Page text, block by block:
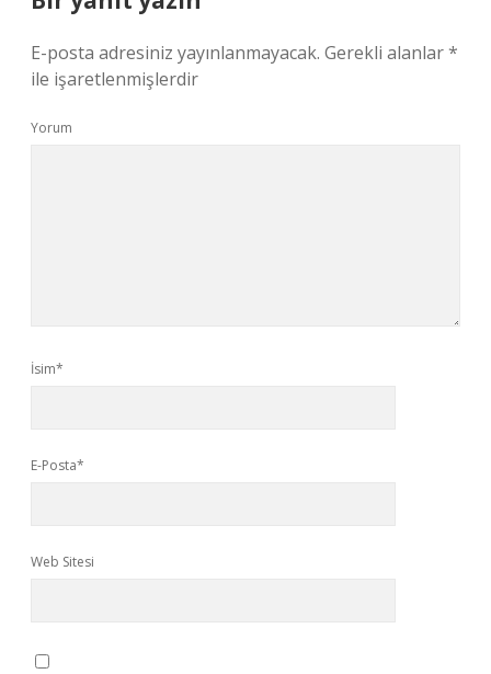
E-posta adresiniz yayınlanmayacak. Gerekli alanlar*
ile işaretlenmişlerdir
Yorum
İsim*
E-Posta*
Web Sitesi